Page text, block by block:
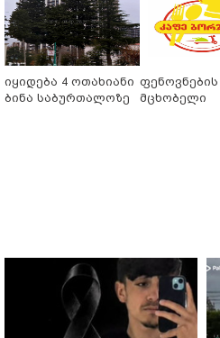
იყიდება 4 ოთახიანი
ბინა საბურთალოზე
ფენოვნების
მცხობელი